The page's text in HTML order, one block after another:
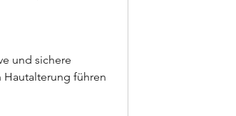
und sichere
Hautalterung führen